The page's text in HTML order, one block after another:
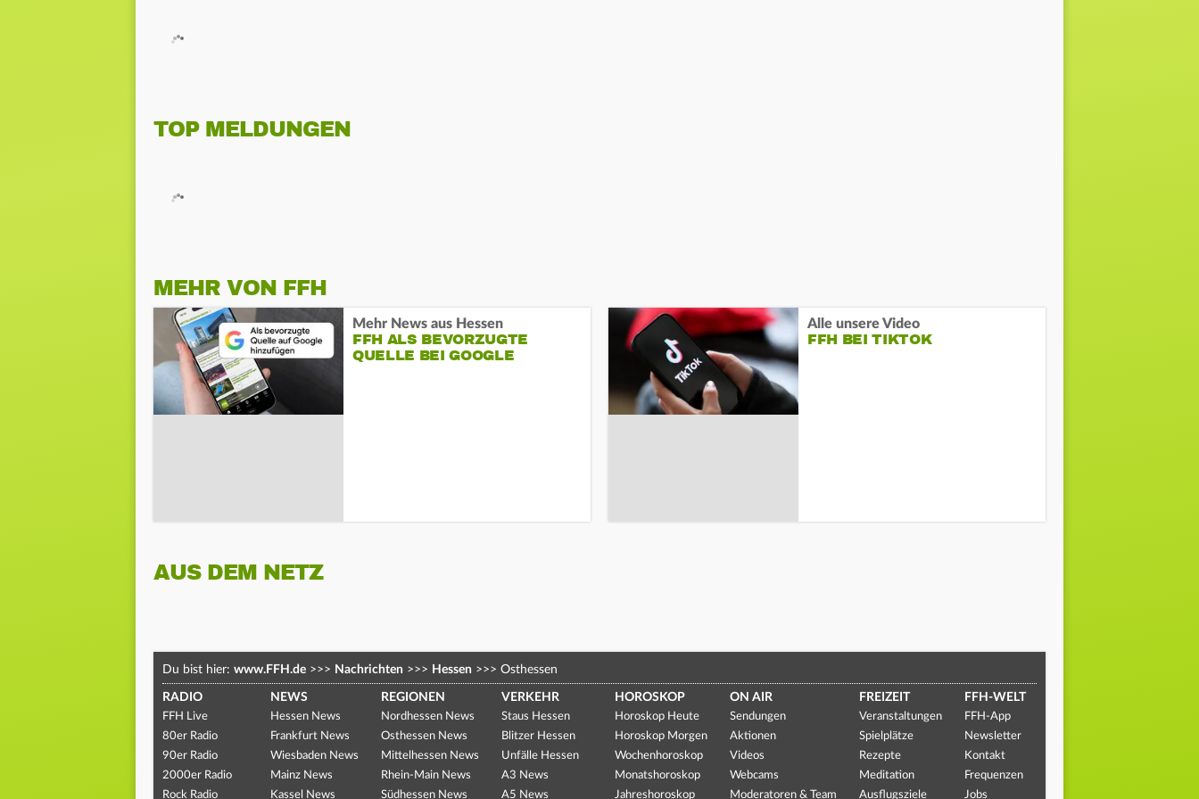
TOP MELDUNGEN
MEHR VON FFH
Mehr News aus Hessen
FFH ALS BEVORZUGTE
QUELLE BEI GOOGLE
Alle unsere Video
FFH BEI TIKTOK
AUS DEM NETZ
Du bist hier: www.FFH.de >>> Nachrichten >>> Hessen >>> Osthessen
RADIO
FFH Live
80er Radio
90er Radio
2000er Radio
Rock Radio
NEWS
Hessen News
Frankfurt News
Wiesbaden News
Mainz News
Kassel News
REGIONEN
Nordhessen News
Osthessen News
Mittelhessen News
Rhein-Main News
Südhessen News
VERKEHR
Staus Hessen
Blitzer Hessen
Unfälle Hessen
A3 News
A5 News
HOROSKOP
Horoskop Heute
Horoskop Morgen
Wochenhoroskop
Monatshoroskop
Jahreshoroskop
ON AIR
Sendungen
Aktionen
Videos
Webcams
Moderatoren & Team
FREIZEIT
Veranstaltungen
Spielplätze
Rezepte
Meditation
Ausflugsziele
FFH-WELT
FFH-App
Newsletter
Kontakt
Frequenzen
Jobs